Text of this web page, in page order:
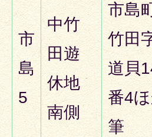
市
島
5
中竹
田遊
休地
南側
市島
竹田
道貝
番4
筆